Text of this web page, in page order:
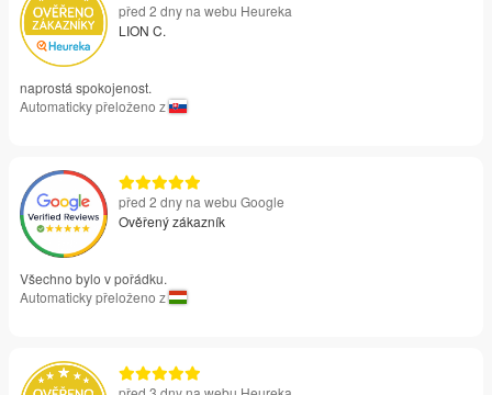
před 2 dny na webu Heureka
LION C.
naprostá spokojenost.
Automaticky přeloženo z
před 2 dny na webu Google
Ověřený zákazník
Všechno bylo v pořádku.
Automaticky přeloženo z